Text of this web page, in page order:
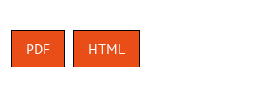
PDF HTML